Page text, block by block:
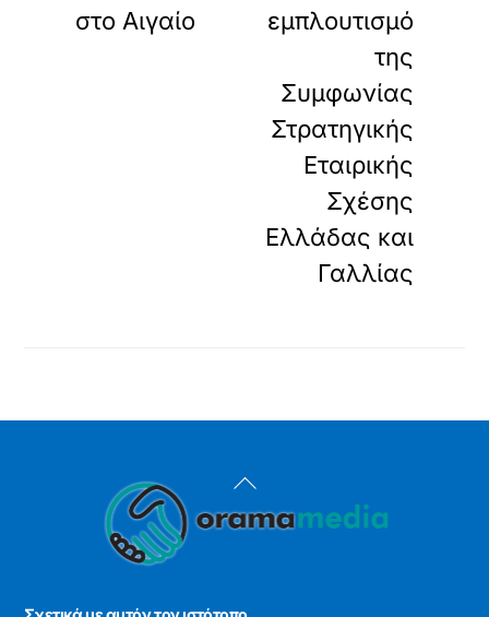
στο Αιγαίο
εμπλουτισμό
της
Συμφωνίας
Στρατηγικής
Εταιρικής
Σχέσης
Ελλάδας και
Γαλλίας
Back
To